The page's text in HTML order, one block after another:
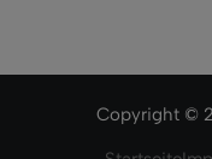
Copyright ©